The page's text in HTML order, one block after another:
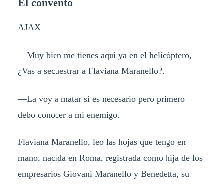
El convento
AJAX
—Muy bien me tienes aquí ya en el helicóptero,
¿Vas a secuestrar a Flaviana Maranello?.
—La voy a matar si es necesario pero primero
debo conocer a mi enemigo.
Flaviana Maranello, leo las hojas que tengo en
mano, nacida en Roma, registrada como hija de los
empresarios Giovani Maranello y Benedetta, su